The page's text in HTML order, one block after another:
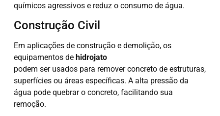
químicos agressivos e reduz o consumo de água.
Construção Civil
Em aplicações de construção e demolição, os
equipamentos de hidrojato
podem ser usados para remover concreto de estruturas,
superfícies ou áreas específicas. A alta pressão da
água pode quebrar o concreto, facilitando sua
remoção.